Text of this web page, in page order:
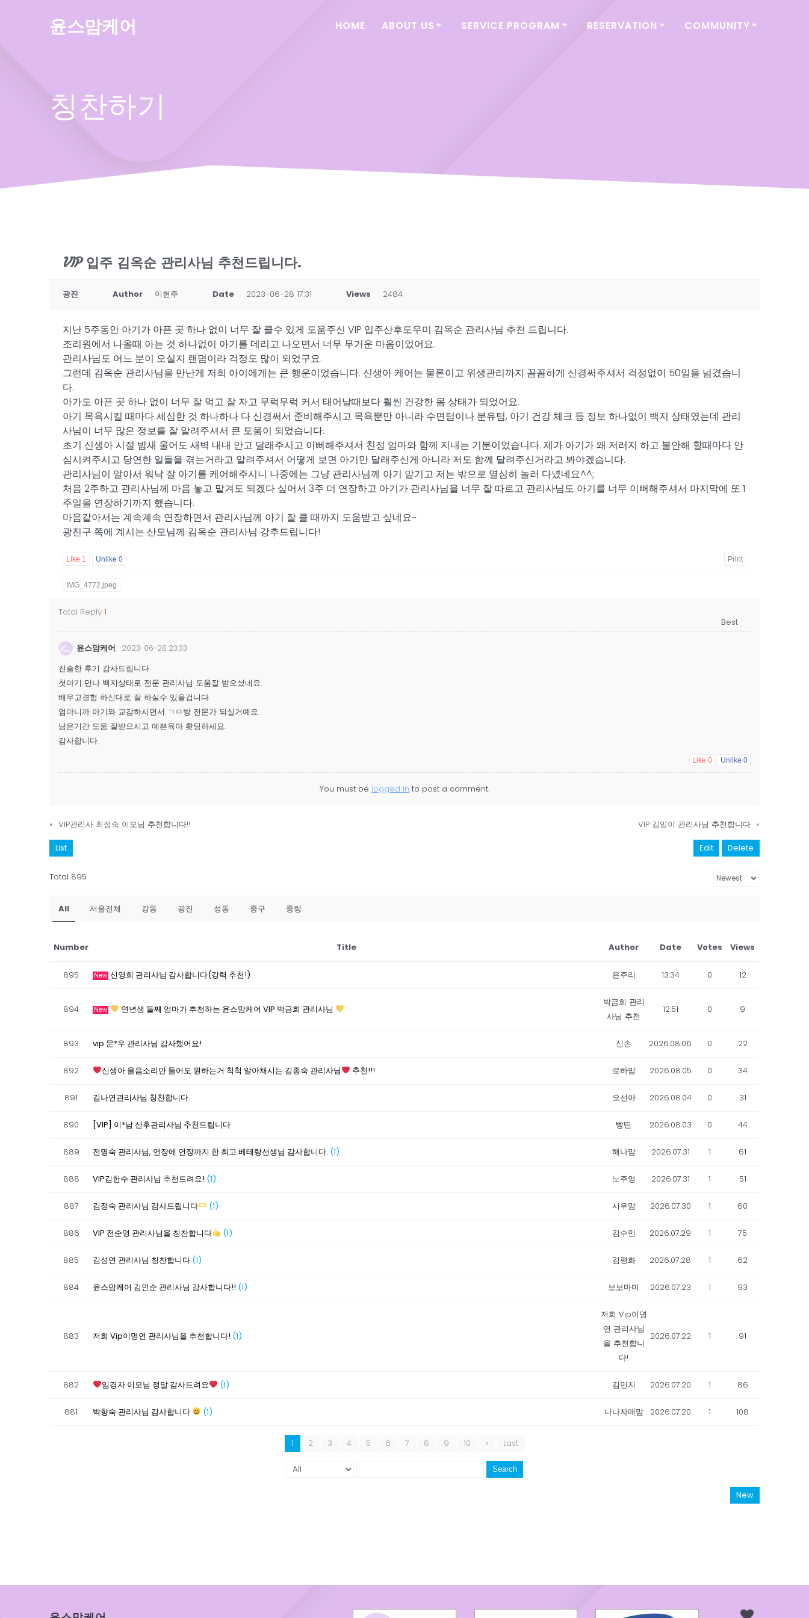
윤스맘케어 HOME ABOUT US SERVICE PROGRAM RESERVATION COMMUNITY
칭찬하기
VIP 입주 김옥순 관리사님 추천드립니다.
광진 Author 이현주 Date 2023-06-28 17:31 Views 2484
지난 5주동안 아기가 아픈 곳 하나 없이 너무 잘 클수 있게 도움주신 VIP 입주산후도우미 김옥순 관리사님 추천 드립니다.
조리원에서 나올때 아는 것 하나없이 아기를 데리고 나오면서 너무 무거운 마음이었어요.
관리사님도 어느 분이 오실지 랜덤이라 걱정도 많이 되었구요.
그런데 김옥순 관리사님을 만난게 저희 아이에게는 큰 행운이었습니다. 신생아 케어는 물론이고 위생관리까지 꼼꼼하게 신경써주셔서 걱정없이 50일을 넘겼습니
다.
아가도 아픈 곳 하나 없이 너무 잘 먹고 잘 자고 무럭무럭 커서 태어날때보다 훨씬 건강한 몸 상태가 되었어요.
아기 목욕시킬 때마다 세심한 것 하나하나 다 신경써서 준비해주시고 목욕뿐만 아니라 수면텀이나 분유텀, 아기 건강 체크 등 정보 하나없이 백지 상태였는데 관리
사님이 너무 많은 정보를 잘 알려주셔서 큰 도움이 되었습니다.
초기 신생아 시절 밤새 울어도 새벽 내내 안고 달래주시고 이뻐해주셔서 친정 엄마와 함께 지내는 기분이었습니다. 제가 아기가 왜 저러지 하고 불안해 할때마다 안
심시켜주시고 당연한 일들을 겪는거라고 알려주셔서 어떻게 보면 아기만 달래주신게 아니라 저도 함께 달려주신거라고 봐야겠습니다.
관리사님이 알아서 워낙 잘 아기를 케어해주시니 나중에는 그냥 관리사님께 아기 맡기고 저는 밖으로 열심히 놀러 다녔네요^^;
처음 2주하고 관리사님께 마음 놓고 맡겨도 되겠다 싶어서 3주 더 연장하고 아기가 관리사님을 너무 잘 따르고 관리사님도 아기를 너무 이뻐해주셔서 마지막에 또 1
주일을 연장하기까지 했습니다.
마음같아서는 계속계속 연장하면서 관리사님께 아기 잘 클 때까지 도움받고 싶네요~
광진구 쪽에 계시는 산모님께 김옥순 관리사님 강추드립니다!
Like 1 Unlike0 Print
IMG_4772.jpeg
Total Reply1
윤스맘케어 2023-06-28 23:33
진솔한 후기 감사드립니다.
첫아기 만나 백지상태로 전문 관리사님 도움잘 받으셨네요.
배우고경험 하신대로 잘 하실수 있을겁니다.
엄마니까 아기와 교감하시면서 ㄱㅁ방 전문가 되실거예요.
남은기간 도움 잘받으시고 예쁜육아 홧팅하세요.
감사합니다.
Like 0 Unlike 0
You must be logged in to post a comment.
« VIP관리사 최정숙 이모님 추천합니다!! VIP 김임이 관리사님 추천합니다 »
List Edit Delete
Total 895
All 서울전체 강동 광진 성동 중구 중랑
Number Title Author Date Votes Views
895 New 신영희 관리사님 감사합니다(강력 추천!) 은주리 13:34 0 12
894 New 연년생 둘째 엄마가 추천하는 윤스맘케어 VIP 박금희 관리사님
박금희 관리
사님 추천
12:51 0 9
893 vip 문*우 관리사님 감사했어요! 신손 2026.08.06 0 22
892 신생아 울음소리만 들어도 원하는거 척척 알아채시는 김종숙 관리사님 추천!!! 로하맘 2026.08.05 0 34
891 김나연관리사님 칭찬합니다. 오선아 2026.08.04 0 31
890 [VIP] 이*남 산후관리사님 추천드립니다 빵띤 2026.08.03 0 44
889 전명숙 관리사님, 연장에 연장까지 한 최고 베테랑선생님 감사합니다. (1) 해나맘 2026.07.31 1 61
888 VIP김한수 관리사님 추천드려요! (1) 노주영 2026.07.31 1 51
887 김정숙 관리사님 감사드립니다 (1) 시우맘 2026.07.30 1 60
886 VIP 전순영 관리사님을 칭찬합니다 (1) 김수민 2026.07.29 1 75
885 김성연 관리사님 칭찬합니다 (1) 김평화 2026.07.28 1 62
884 윤스맘케어 김인순 관리사님 감사합니다!! (1) 보보마미 2026.07.23 1 93
883 저희 Vip이명연 관리사님을 추천합니다! (1)
저희 Vip이명
연 관리사님
을 추천합니
다!
2026.07.22 1 91
882 임경자 이모님 정말 감사드려요 (1) 김민지 2026.07.20 1 86
881 박향숙 관리사님 감사합니다 (1) 나나자매맘 2026.07.20 1 108
1 2 3 4 5 6 7 8 9 10 » Last
Search
New